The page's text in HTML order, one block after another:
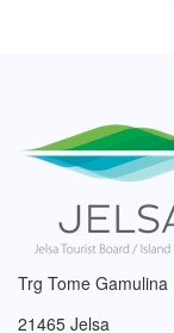
Trg Tome Gamulina
21465 Jelsa